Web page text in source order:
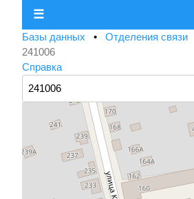
☰
Базы данных • Отделения связи
241006
Справка